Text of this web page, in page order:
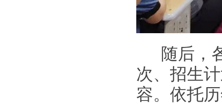
随后，
次、招生
容。依托